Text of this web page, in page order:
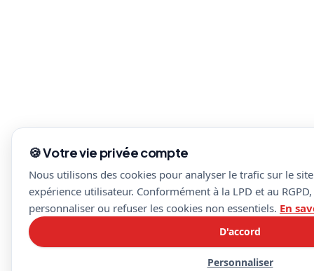
🍪 Votre vie privée compte
Nous utilisons des cookies pour analyser le trafic sur le
expérience utilisateur. Conformément à la LPD et au
personnaliser ou refuser les cookies non essentiels. En
D'accord
Personnaliser